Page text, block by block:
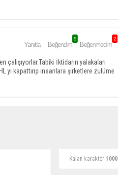
Yanıtla Beğendim
5
Beğenmedim
2
çalışıyorlar.Tabiki İktidarın yalakaları
yi kapattırıp insanlara şirketlere zulüme
Kalan karakter 1000